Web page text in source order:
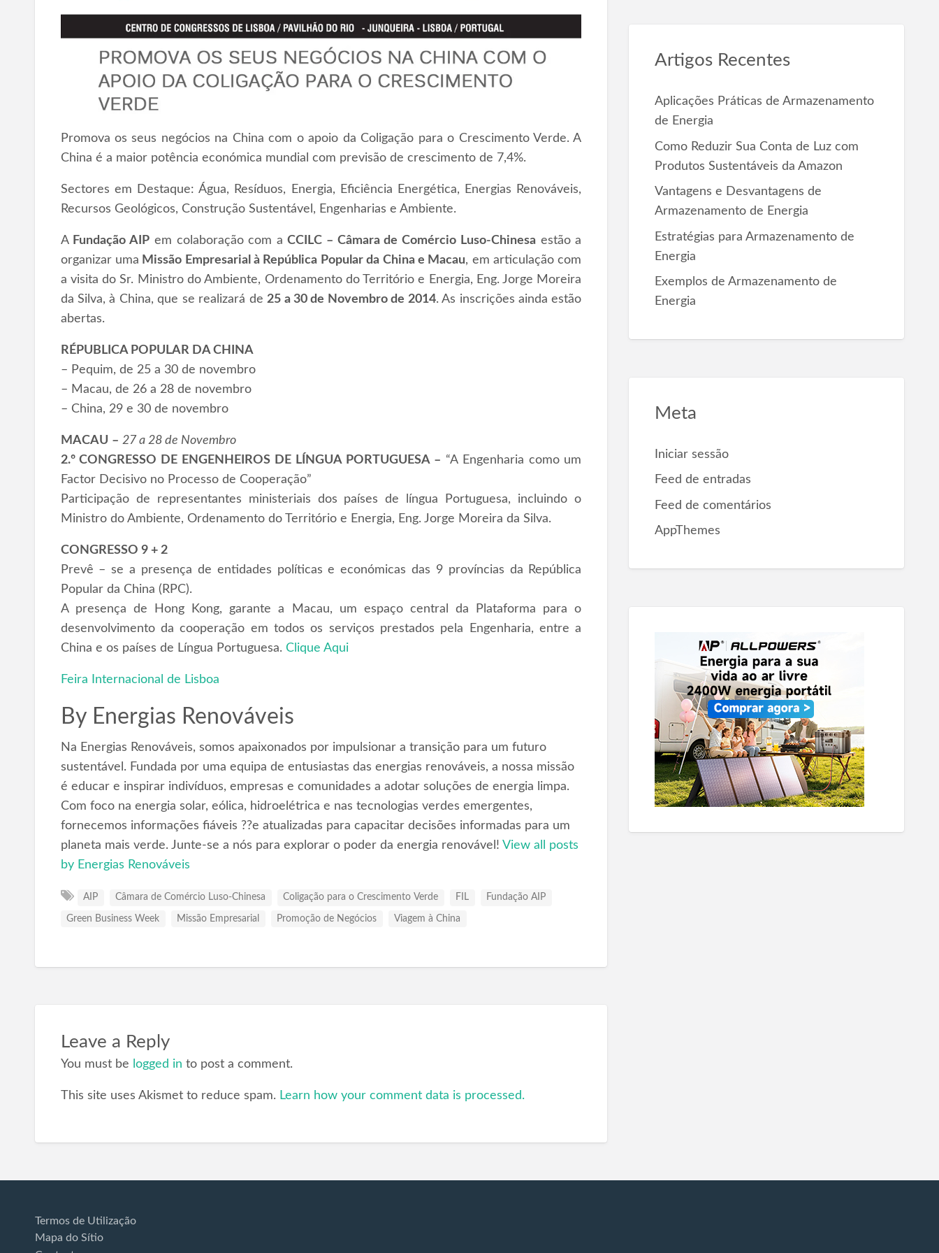
Promova os seus negócios na China com o apoio da Coligação para o Crescimento Verde. A
China é a maior potência económica mundial com previsão de crescimento de 7,4%.
Sectores em Destaque: Água, Resíduos, Energia, Eficiência Energética, Energias Renováveis,
Recursos Geológicos, Construção Sustentável, Engenharias e Ambiente.
AFundação AIP em colaboração com a CCILC – Câmara de Comércio Luso-Chinesaestão a
organizar uma Missão Empresarial à República Popular da China e Macau, em articulação com
a visita do Sr. Ministro do Ambiente, Ordenamento do Território e Energia, Eng. Jorge Moreira
da Silva, à China, que se realizará de 25 a 30 de Novembro de 2014. As inscrições ainda estão
abertas.
RÉPUBLICA POPULAR DA CHINA
– Pequim, de 25 a 30 de novembro
– Macau, de 26 a 28 de novembro
– China, 29 e 30 de novembro
MACAU – 27 a 28 de Novembro
2.º CONGRESSO DE ENGENHEIROS DE LÍNGUA PORTUGUESA – “A Engenharia como um
Factor Decisivo no Processo de Cooperação”
Participação de representantes ministeriais dos países de língua Portuguesa, incluindo o
Ministro do Ambiente, Ordenamento do Território e Energia, Eng. Jorge Moreira da Silva.
CONGRESSO 9 + 2
Prevê – se a presença de entidades políticas e económicas das 9 províncias da República
Popular da China (RPC).
A presença de Hong Kong, garante a Macau, um espaço central da Plataforma para o
desenvolvimento da cooperação em todos os serviços prestados pela Engenharia, entre a
China e os países de Língua Portuguesa. Clique Aqui
Feira Internacional de Lisboa
By Energias Renováveis
Na Energias Renováveis, somos apaixonados por impulsionar a transição para um futuro
sustentável. Fundada por uma equipa de entusiastas das energias renováveis, a nossa missão
é educar e inspirar indivíduos, empresas e comunidades a adotar soluções de energia limpa.
Com foco na energia solar, eólica, hidroelétrica e nas tecnologias verdes emergentes,
fornecemos informações fiáveis ??e atualizadas para capacitar decisões informadas para um
planeta mais verde. Junte-se a nós para explorar o poder da energia renovável! View all posts
by Energias Renováveis
AIP Câmara de Comércio Luso-Chinesa Coligação para o Crescimento Verde FIL Fundação AIP
Green Business Week Missão Empresarial Promoção de Negócios Viagem à China
Leave a Reply
You must be logged in to post a comment.
This site uses Akismet to reduce spam. Learn how your comment data is processed.
Artigos Recentes
Aplicações Práticas de Armazenamento
de Energia
Como Reduzir Sua Conta de Luz com
Produtos Sustentáveis da Amazon
Vantagens e Desvantagens de
Armazenamento de Energia
Estratégias para Armazenamento de
Energia
Exemplos de Armazenamento de
Energia
Meta
Iniciar sessão
Feed de entradas
Feed de comentários
AppThemes
Termos de Utilização
Mapa do Sítio